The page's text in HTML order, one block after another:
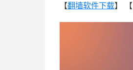
【翻墙软件下载】 【